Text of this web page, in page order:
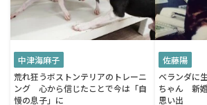
中津海麻子
荒れ狂うボストンテリアのトレーニ
ング 心から信じたことで今は「自
慢の息子」に
佐藤陽
ベランダに
ちゃん 新
思い出